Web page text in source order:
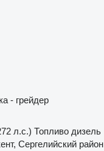
- грейдер
л.с.) Топливо дизель
Сергелийский район